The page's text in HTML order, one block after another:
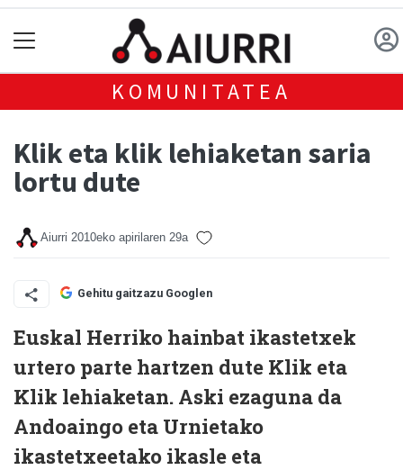
KOMUNITATEA
Klik eta klik lehiaketan saria
lortu dute
Aiurri 2010eko apirilaren 29a
Gehitu gaitzazu Googlen
Euskal Herriko hainbat ikastetxek
urtero parte hartzen dute Klik eta
Klik lehiaketan. Aski ezaguna da
Andoaingo eta Urnietako
ikastetxeetako ikasle eta